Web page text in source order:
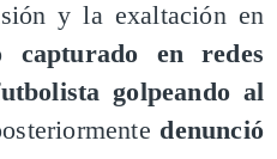
y la exaltación en
capturado en redes
golpeando al
denunció